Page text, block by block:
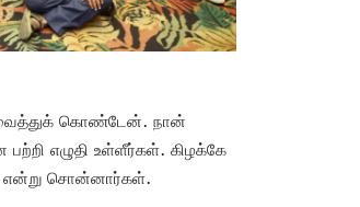
வைத்துக் கொண்டேன். நான்
எழுதி உள்ளீர்கள். கிழக்கே
என்று சொன்னார்கள்.